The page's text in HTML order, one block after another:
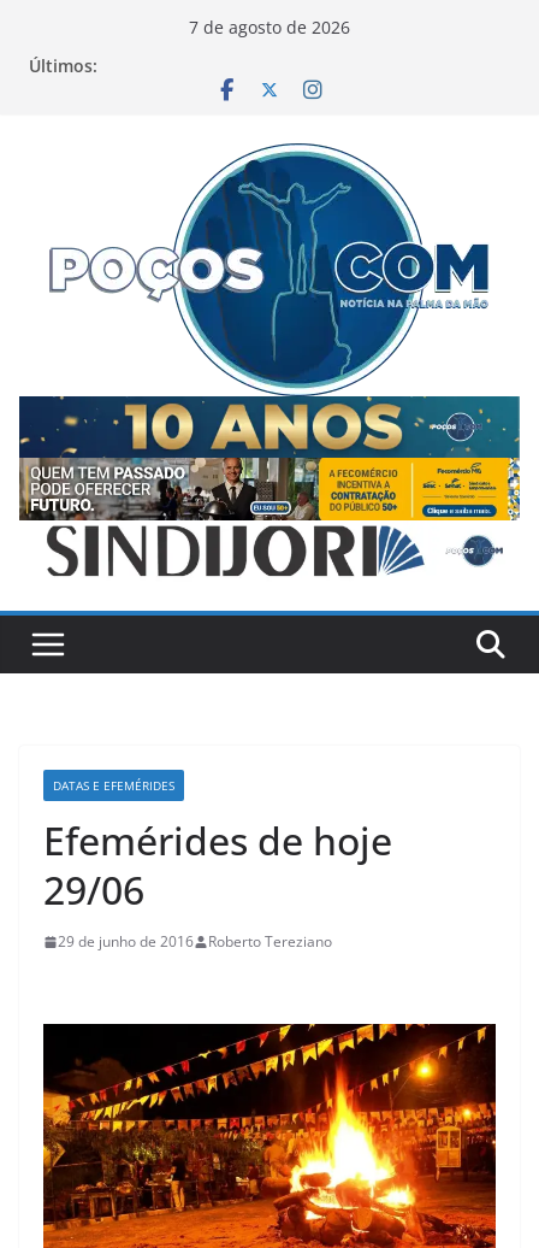
7 de agosto de 2026
Últimos:
DATAS E EFEMÉRIDES
Efemérides de hoje
29/06
29 de junho de 2016 Roberto Tereziano